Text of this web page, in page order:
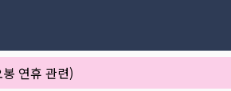
연휴 관련)